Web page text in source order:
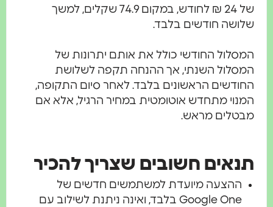
של 24 ₪ לחודש, במקום 74.9 שקלים, למשך
שלושה חודשים בלבד.
המסלול החודשי כולל את אותם יתרונות של
המסלול השנתי, אך ההנחה תקפה לשלושת
החודשים הראשונים בלבד. לאחר סיום התקופה,
המנוי מתחדש אוטומטית במחיר הרגיל, אלא אם
מבטלים מראש.
תנאים חשובים שצריך להכיר
ההצעה מיועדת למשתמשים חדשים של
Google One בלבד, ואינה ניתנת לשילוב עם